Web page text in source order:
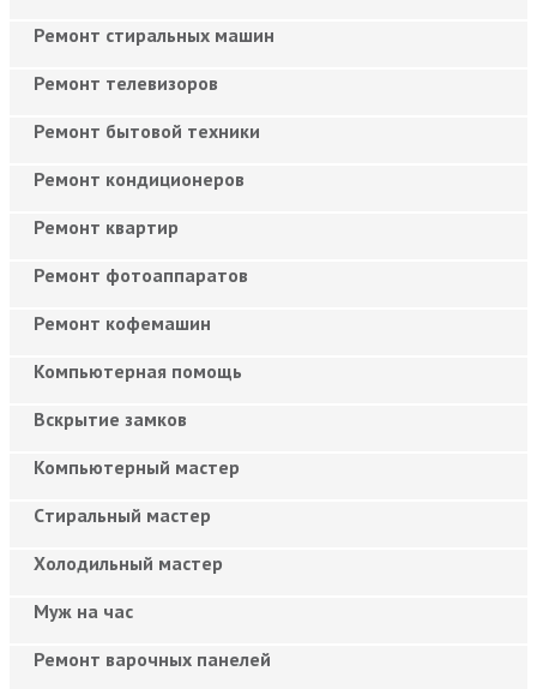
Ремонт стиральных машин
Ремонт телевизоров
Ремонт бытовой техники
Ремонт кондиционеров
Ремонт квартир
Ремонт фотоаппаратов
Ремонт кофемашин
Компьютерная помощь
Вскрытие замков
Компьютерный мастер
Cтиральный мастер
Холодильный мастер
Муж на час
Ремонт варочных панелей